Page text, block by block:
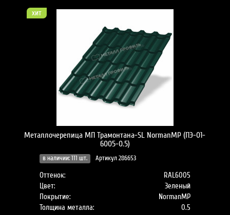
хит
Металлочерепица МП Трамонтана-SL NormanMP (ПЭ-01-
6005-0.5)
в наличии: 111 шт. Артикул 286653
Оттенок:
RAL6005
Цвет:
Зеленый
Покрытие:
NormanMP
Толщина металла:
0.5